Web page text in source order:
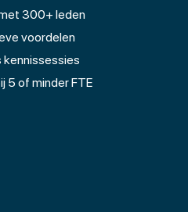
300+ leden
voordelen
kennissessies
5 of minder FTE